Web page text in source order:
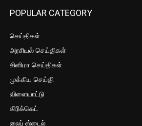
POPULAR CATEGORY
செய்திகள்
அரசியல் செய்திகள்
சினிமா செய்திகள்
முக்கிய செய்தி
விளையாட்டு
கிரிக்கெட்
லைப் ஸ்டைல்